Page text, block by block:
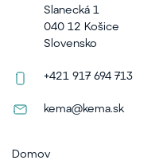
Slanecká 1
040 12 Košice
Slovensko
+421 917 694 713
kema@kema.sk
Domov